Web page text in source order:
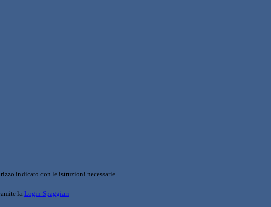
indicato con le istruzioni necessarie.
la Login Spaggiari